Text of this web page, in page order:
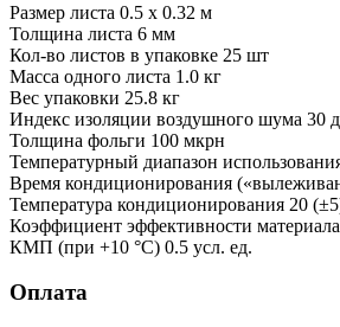
Размер листа 0.5 х 0.32 м
Толщина листа 6 мм
Кол-во листов в упаковке 25 шт
Масса одного листа 1.0 кг
Вес упаковки 25.8 кг
Индекс изоляции воздушного шума 30
Толщина фольги 100 мкрн
Температурный диапазон
Время кондиционирования
Температура кондиционирования 20
Коэффициент эффективности
КМП (при +10 °C) 0.5 усл. ед.
Оплата